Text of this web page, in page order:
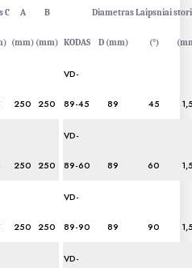
C A
(mm)
B
(mm) KODAS
Diametras
D (mm)
Laipsniai
(°)
250 250
VD-
89-45 89 45
250 250
VD-
89-60 89 60
250 250
VD-
89-90 89 90
VD-